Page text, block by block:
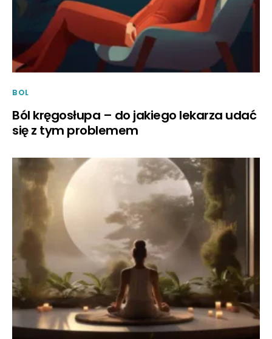
BOL
Ból kręgosłupa – do jakiego lekarza udać
się z tym problemem